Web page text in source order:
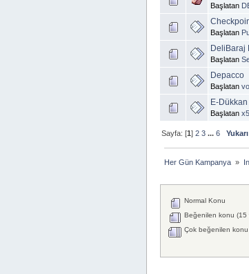
Başlatan
Başlatan
DeliBaraj
Başlatan
Depacco
Başlatan
E-Dükkan
Başlatan
Sayfa: [1]2 3 ...6
Her Gün Kampanya »
Normal Konu
Beğenilen konu (15
Çok beğenilen konu